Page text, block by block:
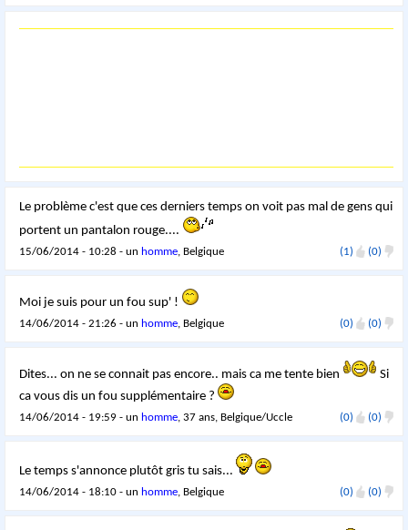
Le problème c'est que ces derniers temps on voit pas mal de gens qui
portent un pantalon rouge....
15/06/2014 - 10:28 - un homme, Belgique (1) (0)
Moi je suis pour un fou sup' !
14/06/2014 - 21:26 - un homme, Belgique (0) (0)
Dites... on ne se connait pas encore.. mais ca me tente bien
Si
ca vous dis un fou supplémentaire ?
14/06/2014 - 19:59 - un homme, 37 ans, Belgique/Uccle (0) (0)
Le temps s'annonce plutôt gris tu sais...
14/06/2014 - 18:10 - un homme, Belgique (0) (0)